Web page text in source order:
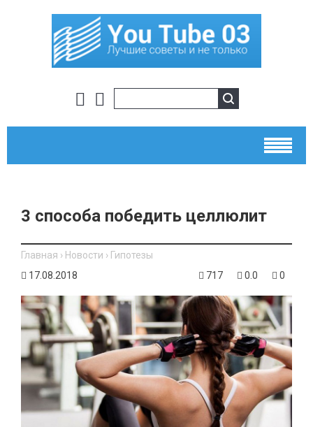
3 способа победить целлюлит
Главная › Новости › Гипотезы
17.08.2018
717 0.0 0